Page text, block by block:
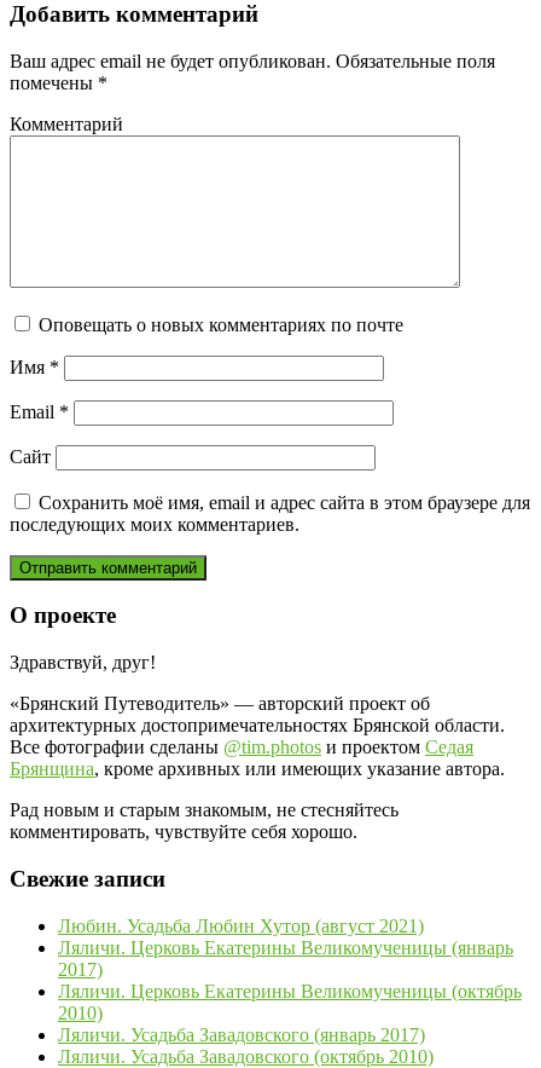
Добавить комментарий
Ваш адрес email не будет опубликован. Обязательные поля
помечены *
Комментарий
Оповещать о новых комментариях по почте
Имя *
Email *
Сайт
Сохранить моё имя, email и адрес сайта в этом браузере для
последующих моих комментариев.
О проекте
Здравствуй, друг!
«Брянский Путеводитель» — авторский проект об
архитектурных достопримечательностях Брянской области.
Все фотографии сделаны @tim.photos и проектом Седая
Брянщина, кроме архивных или имеющих указание автора.
Рад новым и старым знакомым, не стесняйтесь
комментировать, чувствуйте себя хорошо.
Свежие записи
Любин. Усадьба Любин Хутор (август 2021)
Ляличи. Церковь Екатерины Великомученицы (январь
2017)
Ляличи. Церковь Екатерины Великомученицы (октябрь
2010)
Ляличи. Усадьба Завадовского (январь 2017)
Ляличи. Усадьба Завадовского (октябрь 2010)